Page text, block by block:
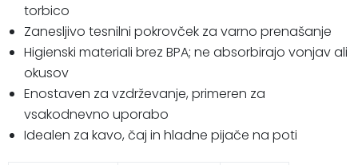
torbico
Zanesljivo tesnilni pokrovček za varno prenašanje
Higienski materiali brez BPA; ne absorbirajo vonjav ali
okusov
Enostaven za vzdrževanje, primeren za
vsakodnevno uporabo
Idealen za kavo, čaj in hladne pijače na poti